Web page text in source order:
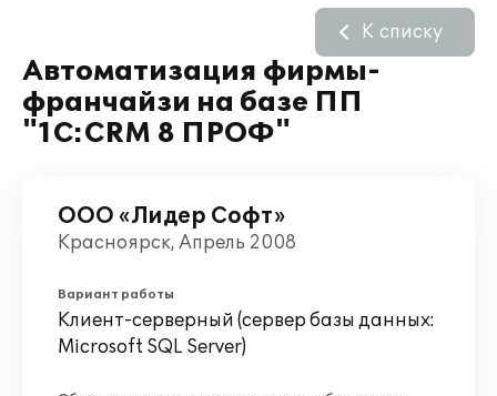
Автоматизация фирмы-
франчайзи на базе ПП
"1С:CRM 8 ПРОФ"
К списку
ООО «Лидер Софт»
Красноярск, Апрель 2008
Вариант работы
Клиент-серверный (сервер базы данных:
Microsoft SQL Server)